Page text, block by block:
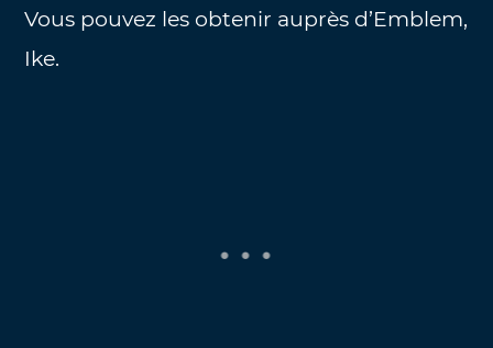
Vous pouvez les obtenir auprès d’Emblem,
Ike.